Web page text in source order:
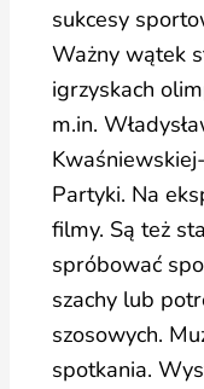
sukcesy
Ważny wątek
igrzyskach
m.in.
Partyki. Na
filmy. Są też
spróbować
szachy lub
szosowych.
spotkania.